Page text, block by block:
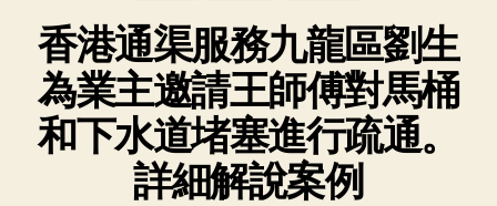
香港通渠服務九龍區劉生
為業主邀請王師傅對馬桶
和下水道堵塞進行疏通。
詳細解說案例